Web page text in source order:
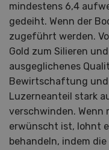
mindestens 6,4
gedeiht. Wenn der
zugeführt werden.
Gold zum Silieren
ausgeglichenes
Bewirtschaftung
Luzerneanteil stark
verschwinden.
erwünscht ist, lohnt
behandeln, indem